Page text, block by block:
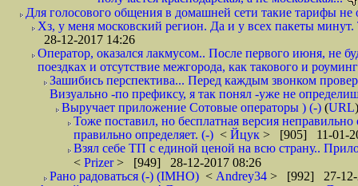
Для голосового общения в домашней сети такие тарифы не
Хз, у меня московский регион. Да и у всех пакеты
28-12-2017 14:26
Оператор, оказался лакмусом.. После первого июня, не
поездках и отсутствие межгорода, как такового и
Зашибись перспектива... Перед каждым звонком
Визуально -по префиксу, я так понял -уже не
Выручает приложение Сотовые операторы ) (-) (URL
Тоже поставил, но бесплатная версия
правильно определяет. (-) < Йцук > [905] 11-01-
Взял себе ТП с единой ценой на всю страну..
< Prizer> [949] 28-12-2017 08:26
Рано радоваться (-) (IMHO) < Andrey34 > [992] 27-12-